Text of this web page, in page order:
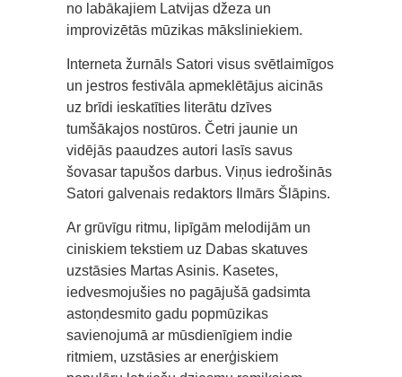
no labākajiem Latvijas džeza un
improvizētās mūzikas māksliniekiem.
Interneta žurnāls Satori visus svētlaimīgos
un jestros festivāla apmeklētājus aicinās
uz brīdi ieskatīties literātu dzīves
tumšākajos nostūros. Četri jaunie un
vidējās paaudzes autori lasīs savus
šovasar tapušos darbus. Viņus iedrošinās
Satori galvenais redaktors Ilmārs Šlāpins.
Ar grūvīgu ritmu, lipīgām melodijām un
ciniskiem tekstiem uz Dabas skatuves
uzstāsies Martas Asinis. Kasetes,
iedvesmojušies no pagājušā gadsimta
astoņdesmito gadu popmūzikas
savienojumā ar mūsdienīgiem indie
ritmiem, uzstāsies ar enerģiskiem